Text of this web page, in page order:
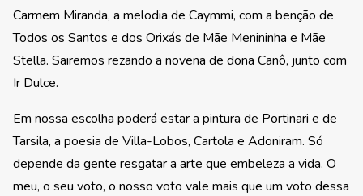
Carmem Miranda, a melodia de Caymmi, com a benção de
Todos os Santos e dos Orixás de Mãe Menininha e Mãe
Stella. Sairemos rezando a novena de dona Canô, junto com
Ir Dulce.
Em nossa escolha poderá estar a pintura de Portinari e de
Tarsila, a poesia de Villa-Lobos, Cartola e Adoniram. Só
depende da gente resgatar a arte que embeleza a vida. O
meu, o seu voto, o nosso voto vale mais que um voto dessa